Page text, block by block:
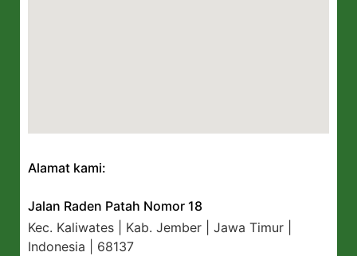
Alamat kami:
Jalan Raden Patah Nomor 18
Kec. Kaliwates | Kab. Jember | Jawa Timur |
Indonesia | 68137